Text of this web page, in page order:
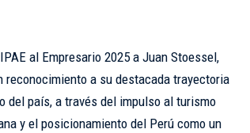
al Empresario 2025 a Juan Stoessel,
reconocimiento a su destacada trayectoria
del país, a través del impulso al turismo
y el posicionamiento del Perú como un